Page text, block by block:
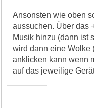
Ansonsten wie oben
aussuchen. Über das
Musik hinzu (dann ist
wird dann eine Wolke
anklicken kann wenn
auf das jeweilige